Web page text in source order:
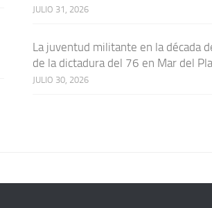
JULIO 31, 2026
La juventud militante en la década
de la dictadura del 76 en Mar del
JULIO 30, 2026